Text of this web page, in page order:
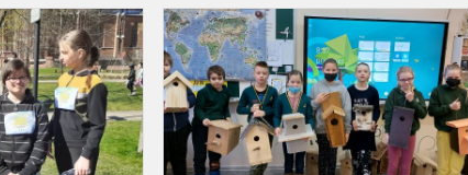
Dalyvavome
bėgime